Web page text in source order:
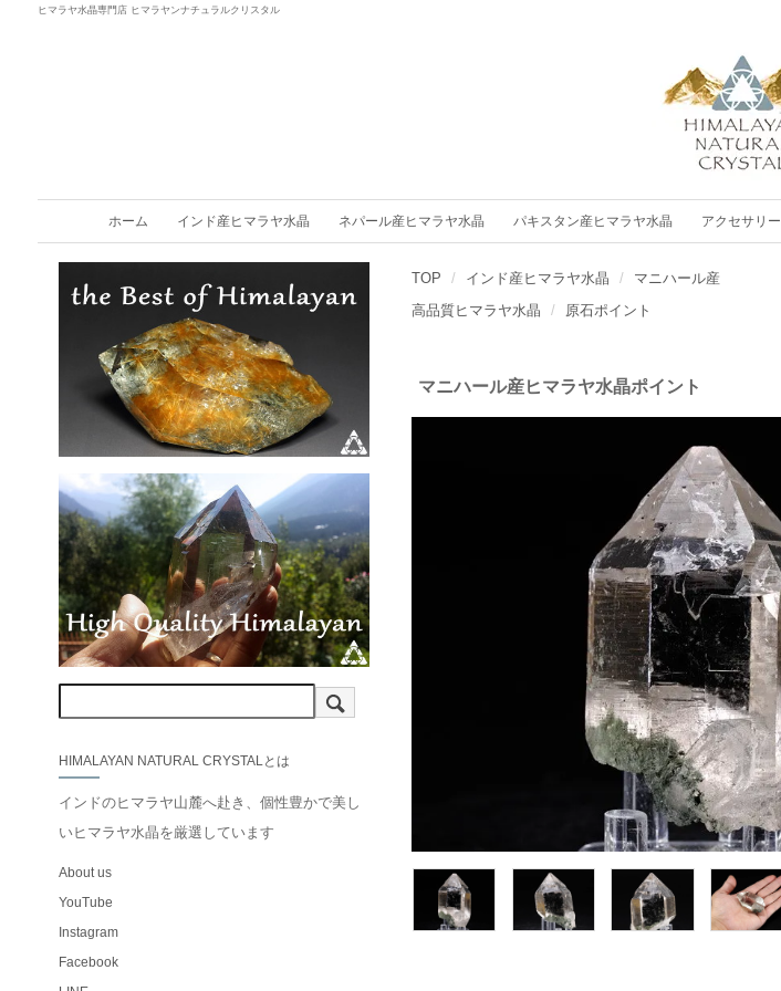
ヒマラヤ水晶専門店 ヒマラヤンナチュラルクリスタル
ホーム インド産ヒマラヤ水晶 ネパール産ヒマラヤ水晶 パキスタン産ヒマラヤ水晶 アクセサリー
TOP インド産ヒマラヤ水晶
マニハール産
高品質ヒマラヤ水晶
原石ポイント
マニハール産ヒマラヤ水晶ポイント
HIMALAYAN NATURAL CRYSTALとは
インドのヒマラヤ山麓へ赴き、個性豊かで美し
いヒマラヤ水晶を厳選しています
About us
YouTube
Instagram
Facebook